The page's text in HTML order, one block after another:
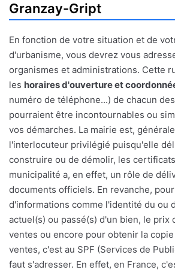
Granzay-Gript
En fonction de votre situation et de
d'urbanisme, vous devrez vous
organismes et administrations. Cette
les horaires d'ouverture et
numéro de téléphone...) de chacun
pourraient être incontournables ou
vos démarches. La mairie est,
l'interlocuteur privilégié puisqu'elle
construire ou de démolir, les
municipalité a, en effet, un rôle de
documents officiels. En revanche,
d'informations comme l'identité du ou
actuel(s) ou passé(s) d'un bien, le prix
ventes ou encore pour obtenir la
ventes, c'est au SPF (Services de
faut s'adresser. En effet, en France,